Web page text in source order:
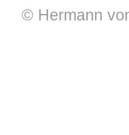
© Hermann